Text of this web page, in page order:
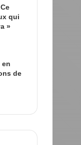
qui
»
en
de